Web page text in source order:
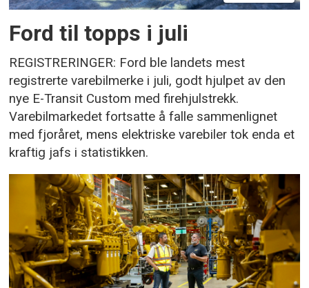
Ford til topps i juli
REGISTRERINGER: Ford ble landets mest
registrerte varebilmerke i juli, godt hjulpet av den
nye E-Transit Custom med firehjulstrekk.
Varebilmarkedet fortsatte å falle sammenlignet
med fjoråret, mens elektriske varebiler tok enda et
kraftig jafs i statistikken.